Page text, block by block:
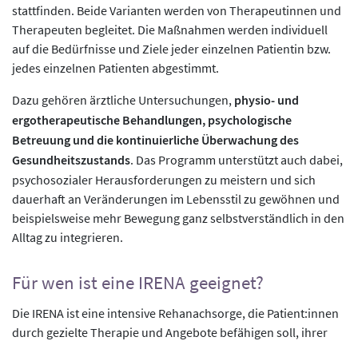
stattfinden. Beide Varianten werden von Therapeutinnen und
Therapeuten begleitet. Die Maßnahmen werden individuell
auf die Bedürfnisse und Ziele jeder einzelnen Patientin bzw.
jedes einzelnen Patienten abgestimmt.
Dazu gehören ärztliche Untersuchungen, physio- und
ergotherapeutische Behandlungen, psychologische
Betreuung und die kontinuierliche Überwachung des
Gesundheitszustands. Das Programm unterstützt auch dabei,
psychosozialer Herausforderungen zu meistern und sich
dauerhaft an Veränderungen im Lebensstil zu gewöhnen und
beispielsweise mehr Bewegung ganz selbstverständlich in den
Alltag zu integrieren.
Für wen ist eine IRENA geeignet?
Die IRENA ist eine intensive Rehanachsorge, die Patient:innen
durch gezielte Therapie und Angebote befähigen soll, ihrer